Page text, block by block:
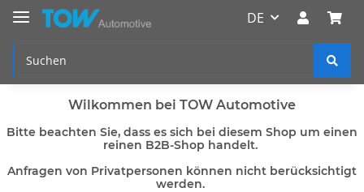
DE
Wilkommen bei TOW Automotive
Bitte beachten Sie, dass es sich bei diesem Shop um einen
reinen B2B-Shop handelt.
Anfragen von Privatpersonen können nicht berücksichtigt
werden.